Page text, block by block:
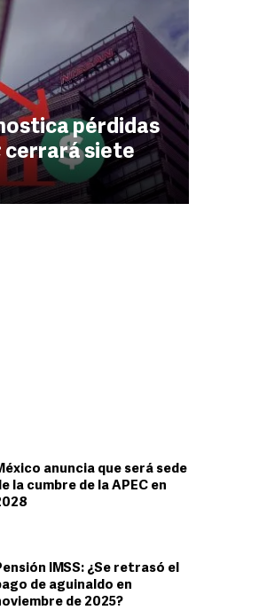
pérdidas
cerrará siete
anuncia que será sede
la cumbre de la APEC en
IMSS: ¿Se retrasó el
de aguinaldo en
de 2025?